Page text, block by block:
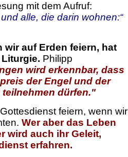
mit dem Aufruf:
alle, die darin wohnen:“
wir auf Erden feiern, hat
Philipp
wird erkennbar, dass
der Engel und der
dürfen."
feiern, wenn wir
Wer aber das Leben
wird auch ihr Geleit,
erfahren.